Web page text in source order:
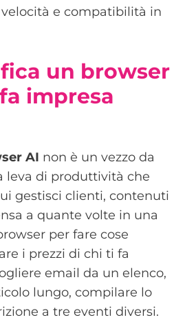
velocità e compatibilità in
un browser
impresa
AI non è un vezzo da
leva di produttività che
gestisci clienti, contenuti
a quante volte in una
per fare cose
i prezzi di chi ti fa
email da un elenco,
lungo, compilare lo
a tre eventi diversi.